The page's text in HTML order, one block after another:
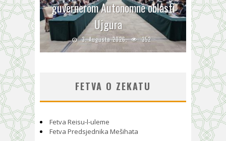
guvernerom Autonomne oblasti
Ujgura
3. Augusta 2026. 352
FETVA O ZEKATU
Fetva Reisu-l-uleme
Fetva Predsjednika Mešihata